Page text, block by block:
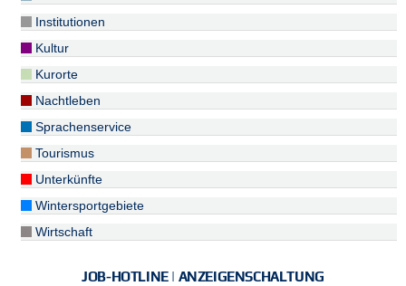
Institutionen
Kultur
Kurorte
Nachtleben
Sprachenservice
Tourismus
Unterkünfte
Wintersportgebiete
Wirtschaft
JOB-HOTLINE | ANZEIGENSCHALTUNG